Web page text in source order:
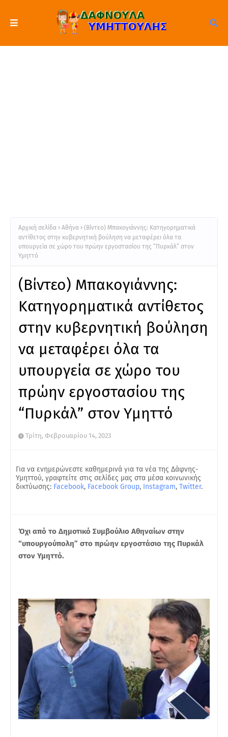
Αρχική σελίδα Αθήνα
(Βίντεο) Μπακογιάννης: Κατηγορηματικά
αντίθετος στην κυβερνητική βούληση να μεταφέρει όλα τα
υπουργεία σε χώρο του πρώην εργοστασίου της “Πυρκάλ” στον
Υμηττό
(Βίντεο) Μπακογιάννης:
Κατηγορηματικά αντίθετος
στην κυβερνητική βούληση
να μεταφέρει όλα τα
υπουργεία σε χώρο του
πρώην εργοστασίου της
“Πυρκάλ” στον Υμηττό
Τρίτη, Φεβρουαρίου 14, 2023
Για να ενημερώνεστε καθημερινά για τα νέα της Δάφνης-
Υμηττού, γραφτείτε στις σελίδες μας στα μέσα κοινωνικής
δικτύωσης: Facebook, Facebook Group, Instagram, Twitter.
Όχι από το Δημοτικό Συμβούλιο Αθηναίων στην
“υπουργούπολη” στο πρώην εργοστάσιο της Πυρκάλ
στον Υμηττό.